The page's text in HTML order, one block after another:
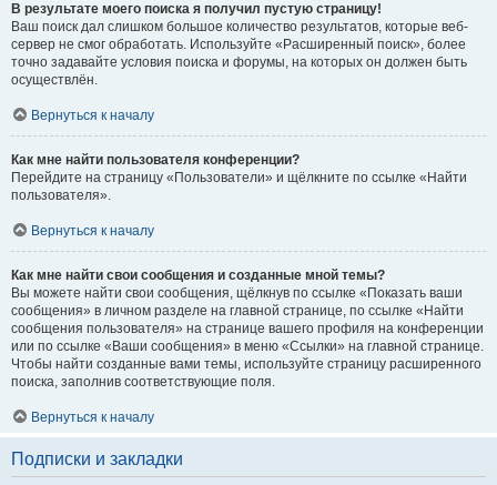
В результате моего поиска я получил пустую страницу!
Ваш поиск дал слишком большое количество результатов, которые веб-
сервер не смог обработать. Используйте «Расширенный поиск», более
точно задавайте условия поиска и форумы, на которых он должен быть
осуществлён.
Вернуться к началу
Как мне найти пользователя конференции?
Перейдите на страницу «Пользователи» и щёлкните по ссылке «Найти
пользователя».
Вернуться к началу
Как мне найти свои сообщения и созданные мной темы?
Вы можете найти свои сообщения, щёлкнув по ссылке «Показать ваши
сообщения» в личном разделе на главной странице, по ссылке «Найти
сообщения пользователя» на странице вашего профиля на конференции
или по ссылке «Ваши сообщения» в меню «Ссылки» на главной странице.
Чтобы найти созданные вами темы, используйте страницу расширенного
поиска, заполнив соответствующие поля.
Вернуться к началу
Подписки и закладки